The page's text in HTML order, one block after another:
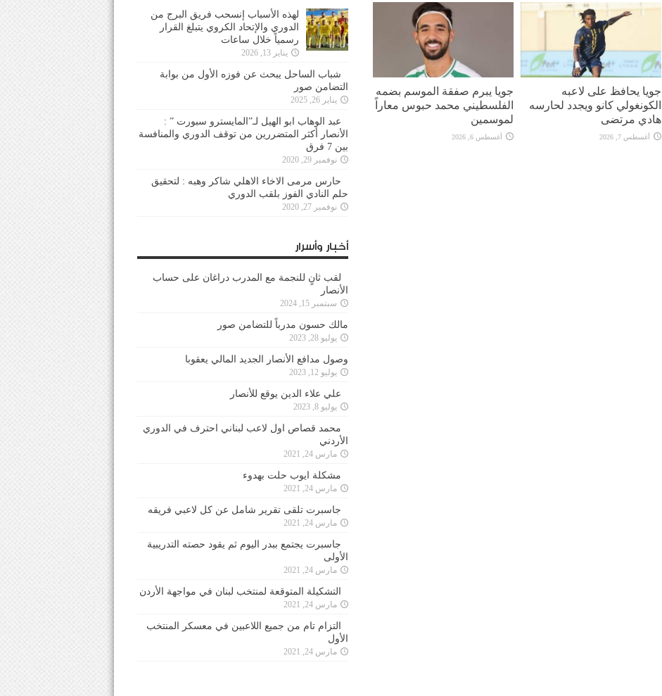
جويا يحافظ على لاعبه
الكونغولي كانو ويجدد لحارسه
هادي مرتضى
أغسطس 7, 2026
جويا يبرم صفقة الموسم بضمه
الفلسطيني محمد حبوس معاراً
لموسمين
أغسطس 6, 2026
لهذه الأسباب إنسحب فريق البرج من
الدوري والإتحاد الكروي يتبلغ القرار
رسمياً خلال ساعات
يناير 13, 2026
شباب الساحل يبحث عن فوزه الأول من بوابة
التضامن صور
يناير 26, 2025
عبد الوهاب ابو الهيل لـ”المايسترو سبورت ” :
الأنصار أكثر المتضررين من توقف الدوري والمنافسة
بين 7 فرق
نوفمبر 29, 2020
حارس مرمى الاخاء الاهلي شاكر وهبه : لتحقيق
حلم النادي الفوز بلقب الدوري
نوفمبر 27, 2020
أخبار وأسرار
لقب ثانٍ للنجمة مع المدرب دراغان على حساب
الأنصار
سبتمبر 15, 2024
مالك حسون مدرباً للتضامن صور
يوليو 28, 2023
وصول مدافع الأنصار الجديد المالي يعقوبا
يوليو 12, 2023
علي علاء الدين يوقع للأنصار
يوليو 8, 2023
محمد قصاص اول لاعب لبناني احترف في الدوري
الأردني
مارس 24, 2021
مشكلة ايوب حلت بهدوء
مارس 24, 2021
جاسبرت تلقى تقرير شامل عن كل لاعبي فريقه
مارس 24, 2021
جاسبرت يجتمع ببدر اليوم ثم يقود حصته التدريبية
الأولى
مارس 24, 2021
التشكيلة المتوقعة لمنتخب لبنان في مواجهة الأردن
مارس 24, 2021
التزام تام من جميع اللاعبين في معسكر المنتخب
الأول
مارس 24, 2021